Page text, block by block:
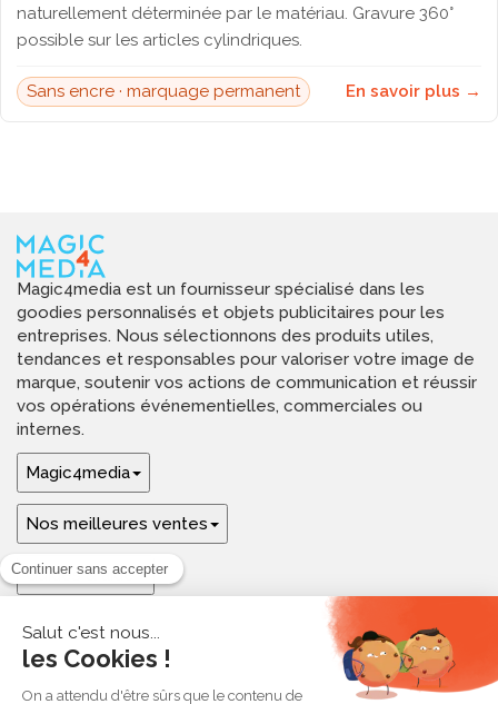
naturellement déterminée par le matériau. Gravure 360°
possible sur les articles cylindriques.
Sans encre · marquage permanent En savoir plus →
Magic4media est un fournisseur spécialisé dans les
goodies personnalisés et objets publicitaires pour les
entreprises. Nous sélectionnons des produits utiles,
tendances et responsables pour valoriser votre image de
marque, soutenir vos actions de communication et réussir
vos opérations événementielles, commerciales ou
internes.
Magic4media
Nos meilleures ventes
Guides & aide
Ressources & inspirations